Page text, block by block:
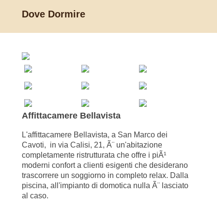
Dove Dormire
Affittacamere Bellavista
L'affittacamere Bellavista, a San Marco dei
Cavoti, in via Calisi, 21, Ã¨ un'abitazione
completamente ristrutturata che offre i piÃ¹
moderni confort a clienti esigenti che desiderano
trascorrere un soggiorno in completo relax. Dalla
piscina, all'impianto di domotica nulla Ã¨ lasciato
al caso.